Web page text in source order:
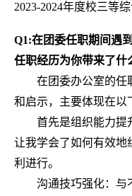
2023-2024年度校三等综
Q1:在团委任职期间遇
任职经历为你带来了什
在团委办公室的任
和启示，主要体现在以
首先是组织能力提
让我学会了如何有效地
利进行。
沟通技巧强化：与